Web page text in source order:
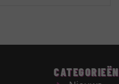
CATEGORIEËN